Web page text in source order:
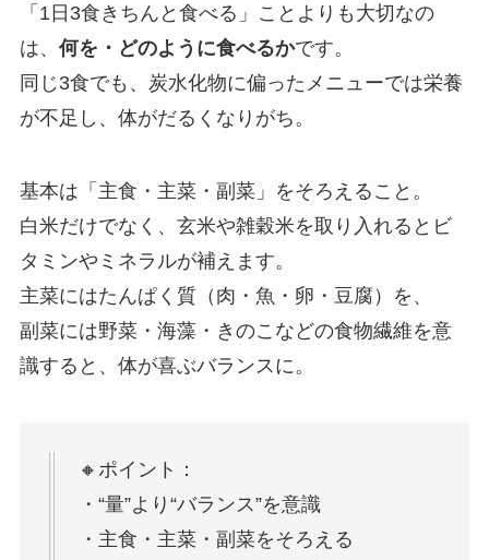
「1日3食きちんと食べる」ことよりも大切なの
は、 何を・どのように食べるかです。
同じ3食でも、炭水化物に偏ったメニューでは栄養
が不足し、体がだるくなりがち。
基本は「主食・主菜・副菜」をそろえること。
白米だけでなく、玄米や雑穀米を取り入れるとビ
タミンやミネラルが補えます。
主菜にはたんぱく質（肉・魚・卵・豆腐）を、
副菜には野菜・海藻・きのこなどの食物繊維を意
識すると、体が喜ぶバランスに。
🔸ポイント：
・“量”より“バランス”を意識
・主食・主菜・副菜をそろえる